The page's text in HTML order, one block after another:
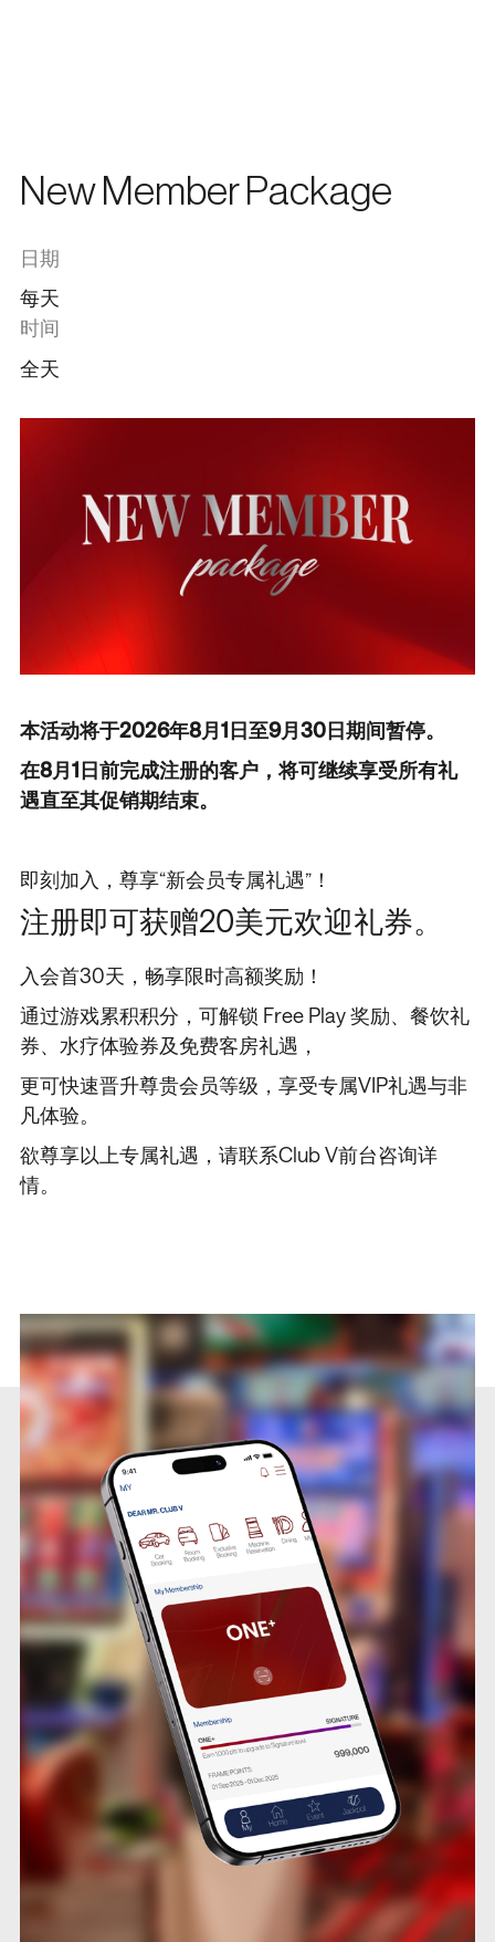
/ / / /
New Member Package
本活动将于2026年8月1日至9月30日期间暂停。
在8月1日前完成注册的客户，将可继续享受所有礼
遇直至其促销期结束。
即刻加入，尊享“新会员专属礼遇”！
注册即可获赠20美元欢迎礼券。
入会首30天，畅享限时高额奖励！
通过游戏累积积分，可解锁 Free Play 奖励、餐饮礼
券、水疗体验券及免费客房礼遇，
更可快速晋升尊贵会员等级，享受专属VIP礼遇与非
凡体验。
欲尊享以上专属礼遇，请联系Club V前台咨询详
情。
日期
每天
时间
全天